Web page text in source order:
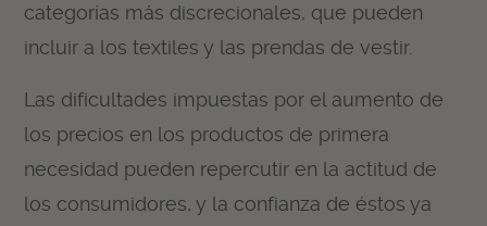
categorías más discrecionales, que pueden
incluir a los textiles y las prendas de vestir.
Las dificultades impuestas por el aumento de
los precios en los productos de primera
necesidad pueden repercutir en la actitud de
los consumidores, y la confianza de éstos ya